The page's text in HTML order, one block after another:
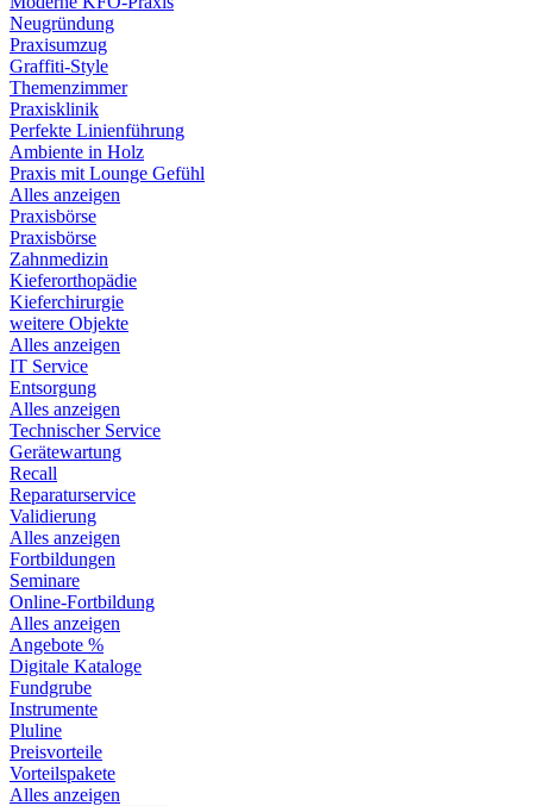
Neugründung
Praxisumzug
Graffiti-Style
Themenzimmer
Praxisklinik
Perfekte Linienführung
Ambiente in Holz
Praxis mit Lounge Gefühl
Alles anzeigen
Praxisbörse
Praxisbörse
Zahnmedizin
Kieferorthopädie
Kieferchirurgie
weitere Objekte
Alles anzeigen
IT Service
Entsorgung
Alles anzeigen
Technischer Service
Gerätewartung
Recall
Reparaturservice
Validierung
Alles anzeigen
Fortbildungen
Seminare
Online-Fortbildung
Alles anzeigen
Angebote %
Digitale Kataloge
Fundgrube
Instrumente
Pluline
Preisvorteile
Vorteilspakete
Alles anzeigen